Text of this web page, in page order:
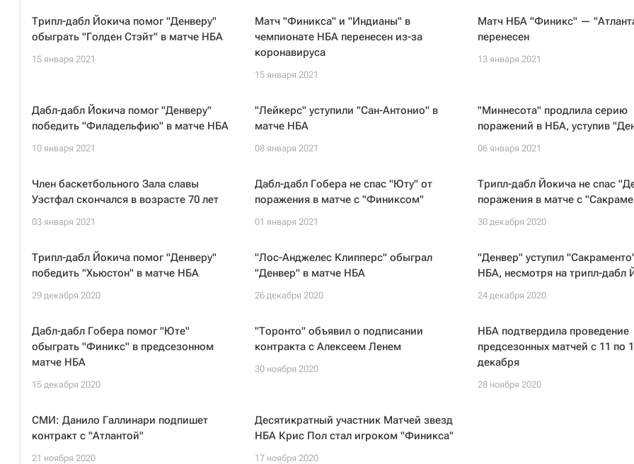
Трипл-дабл Йокича помог "Денверу"
обыграть "Голден Стэйт" в матче НБА
15 января 2021
Матч "Финикса" и "Индианы" в
чемпионате НБА перенесен из-за
коронавируса
15 января 2021
Матч НБА "Финикс" —
перенесен
13 января 2021
Дабл-дабл Йокича помог "Денверу"
победить "Филадельфию" в матче НБА
10 января 2021
"Лейкерс" уступили "Сан-Антонио" в
матче НБА
08 января 2021
"Миннесота" продлила серию
поражений в НБА, уступив
06 января 2021
Член баскетбольного Зала славы
Уэстфал скончался в возрасте 70 лет
03 января 2021
Дабл-дабл Гобера не спас "Юту" от
поражения в матче с "Финиксом"
01 января 2021
Трипл-дабл Йокича не спас
поражения в матче с
30 декабря 2020
Трипл-дабл Йокича помог "Денверу"
победить "Хьюстон" в матче НБА
29 декабря 2020
"Лос-Анджелес Клипперс" обыграл
"Денвер" в матче НБА
26 декабря 2020
"Денвер" уступил
НБА, несмотря на трипл-дабл
24 декабря 2020
Дабл-дабл Гобера помог "Юте"
обыграть "Финикс" в предсезонном
матче НБА
15 декабря 2020
"Торонто" объявил о подписании
контракта с Алексеем Ленем
30 ноября 2020
НБА подтвердила проведение
предсезонных матчей с 11 по
декабря
28 ноября 2020
СМИ: Данило Галлинари подпишет
контракт с "Атлантой"
21 ноября 2020
Десятикратный участник Матчей звезд
НБА Крис Пол стал игроком "Финикса"
17 ноября 2020